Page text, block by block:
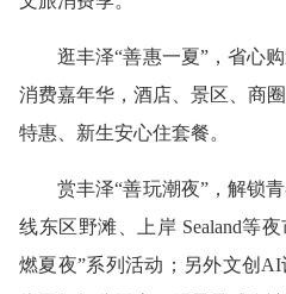
逛丰泽“善惠一夏”，省心购
消费嘉年华，酒店、景区、商
特惠、新生安心住套餐。
赏丰泽“善玩潮夜”，解锁青
线东区野滩、上岸 Sealand等
燃夏夜”系列活动；另外文创